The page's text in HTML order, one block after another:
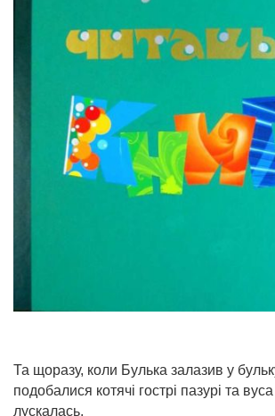
Та щоразу, коли Булька залазив у
подобалися котячі гострі пазурі та
лускалась.